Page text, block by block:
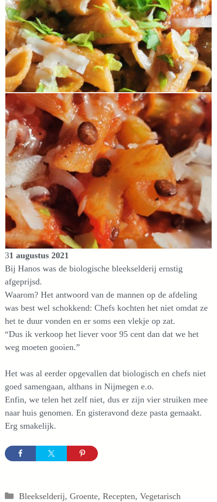
31 augustus 2021
Bij Hanos was de biologische bleekselderij ernstig
afgeprijsd.
Waarom? Het antwoord van de mannen op de afdeling
was best wel schokkend: Chefs kochten het niet omdat ze
het te duur vonden en er soms een vlekje op zat.
“Dus ik verkoop het liever voor 95 cent dan dat we het
weg moeten gooien.”
Het was al eerder opgevallen dat biologisch en chefs niet
goed samengaan, althans in Nijmegen e.o.
Enfin, we telen het zelf niet, dus er zijn vier struiken mee
naar huis genomen. En gisteravond deze pasta gemaakt.
Erg smakelijk.
Categorieën
Bleekselderij, Groente, Recepten, Vegetarisch